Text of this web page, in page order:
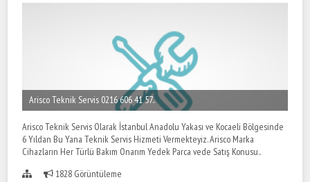
Arisco Teknik Servis 0216 606 41 57..
Arisco Teknik Servis Olarak İstanbul Anadolu Yakası ve Kocaeli Bölgesinde
6 Yıldan Bu Yana Teknik Servis Hizmeti Vermekteyiz. Arisco Marka
Cihazların Her Türlü Bakım Onarım Yedek Parca vede Satış Konusu..
1828 Görüntüleme